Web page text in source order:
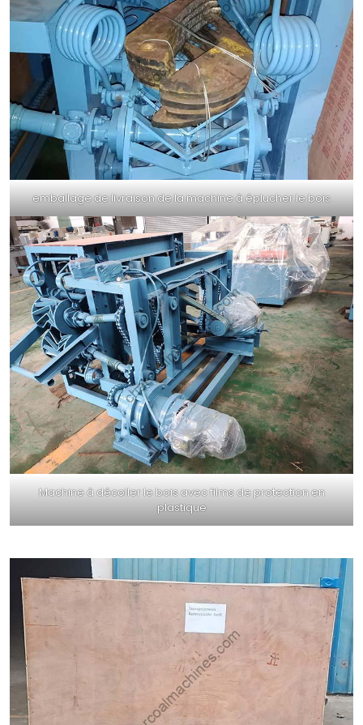
emballage de livraison de la machine à éplucher le bois
Machine à décoller le bois avec films de protection en
plastique